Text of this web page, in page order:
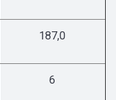
187,0
6